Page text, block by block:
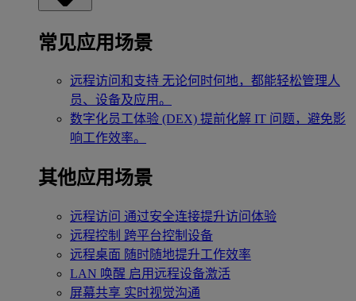
常见应用场景
远程访问和支持 无论何时何地，都能轻松管理人
员、设备及应用。
数字化员工体验 (DEX) 提前化解 IT 问题，避免影
响工作效率。
其他应用场景
远程访问 通过安全连接提升访问体验
远程控制 跨平台控制设备
远程桌面 随时随地提升工作效率
LAN 唤醒 启用远程设备激活
屏幕共享 实时视觉沟通